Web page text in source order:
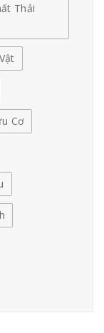
Thải
Cơ